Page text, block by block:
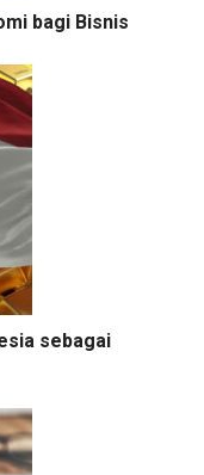
bagi Bisnis
sebagai